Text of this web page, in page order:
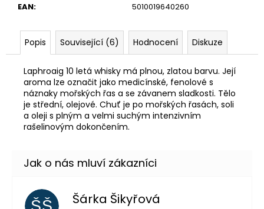
EAN: 5010019640260
Popis Související (6) Hodnocení Diskuze
Laphroaig 10 letá whisky má plnou, zlatou barvu. Její
aroma lze označit jako medicínské, fenolové s
náznaky mořských řas a se závanem sladkosti. Tělo
je střední, olejové. Chuť je po mořských řasách, soli
a oleji s plným a velmi suchým intenzivním
rašelinovým dokončením.
Šárka Šikyřová
e
GIN
MARE
089
Kč